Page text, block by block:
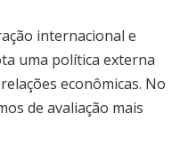
internacional e
uma política externa
econômicas. No
de avaliação mais